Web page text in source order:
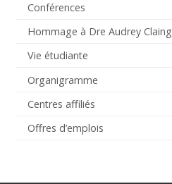
Conférences
Hommage à Dre Audrey Claing
Vie étudiante
Organigramme
Centres affiliés
Offres d’emplois